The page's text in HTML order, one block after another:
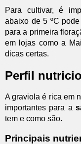
Para cultivar, é
abaixo de 5 ºC
para a primeira
em lojas como a
dicas certas.
Perfil
A graviola é rica em
importantes para a
tem e como são.
Principais